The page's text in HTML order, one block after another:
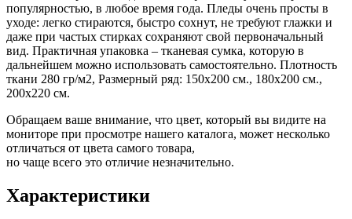
популярностью, в любое время года. Пледы очень просты в
уходе: легко стираются, быстро сохнут, не требуют глажки и
даже при частых стирках сохраняют свой первоначальный
вид. Практичная упаковка – тканевая сумка, которую в
дальнейшем можно использовать самостоятельно. Плотность
ткани 280 гр/м2, Размерный ряд: 150х200 см., 180х200 см.,
200х220 см.
Обращаем ваше внимание, что цвет, который вы видите на
мониторе при просмотре нашего каталога, может несколько
отличаться от цвета самого товара,
но чаще всего это отличие незначительно.
Характеристики